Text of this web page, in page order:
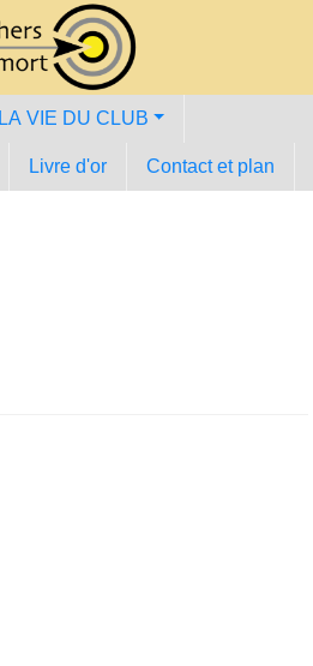
LA VIE DU CLUB
Livre d'or Contact et plan